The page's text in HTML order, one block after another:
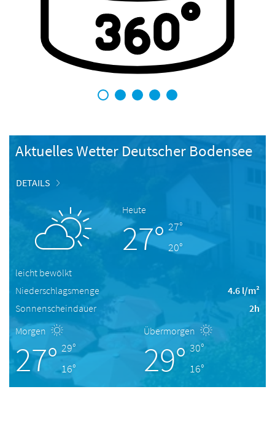
1 2 3 4 5
Aktuelles Wetter Deutscher Bodensee
DETAILS
Heute
27° 27°
20°
leicht bewölkt
Niederschlagsmenge
4.6 l/m²
Sonnenscheindauer
2h
Morgen
27° 29°
16°
Übermorgen
29° 30°
16°